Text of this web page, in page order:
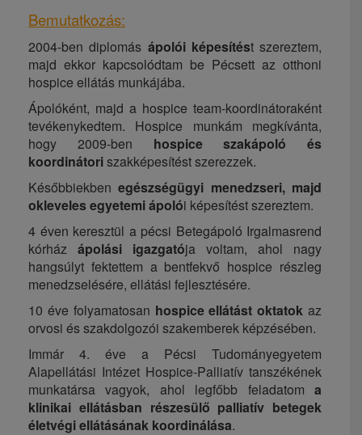
Bemutatkozás:
2004-ben diplomás ápolói képesítést szereztem,
majd ekkor kapcsolódtam be Pécsett az otthoni
hospice ellátás munkájába.
Ápolóként, majd a hospice team-koordinátoraként
tevékenykedtem. Hospice munkám megkívánta,
hogy 2009-ben hospice szakápoló és
koordinátoriszakképesítést szerezzek.
Későbbiekbenegészségügyi menedzseri, majd
okleveles egyetemi ápolói képesítést szereztem.
4 éven keresztül a pécsi Betegápoló Irgalmasrend
kórház ápolási igazgatója voltam, ahol nagy
hangsúlyt fektettem a bentfekvő hospice részleg
menedzselésére, ellátási fejlesztésére.
10 éve folyamatosan hospice ellátást oktatok az
orvosi és szakdolgozói szakemberek képzésében.
Immár 4. éve a Pécsi Tudományegyetem
Alapellátási Intézet Hospice-Palliatív tanszékének
munkatársa vagyok, ahol legfőbb feladatom a
klinikai ellátásban részesülő palliatív betegek
életvégi ellátásának koordinálása.